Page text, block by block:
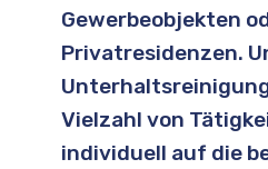
Gewerbeobjekten
Privatresidenzen.
Vielzahl von
individuell auf die